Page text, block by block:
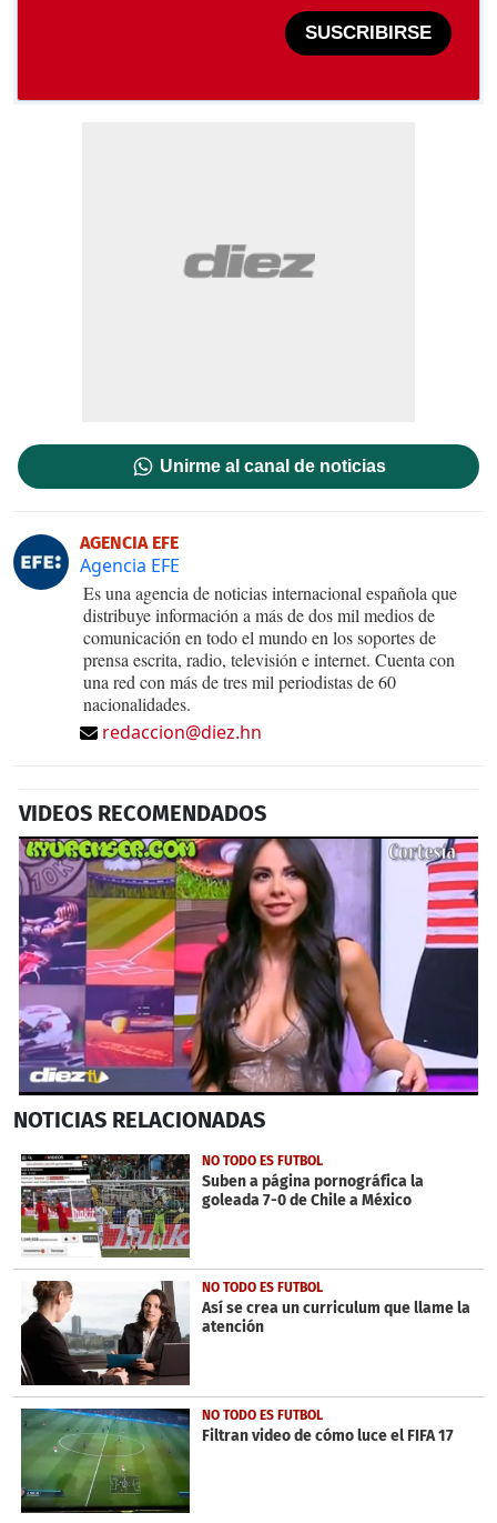
SUSCRIBIRSE
Unirme al canal de noticias
AGENCIA EFE
Agencia EFE
Es una agencia de noticias internacional española que
distribuye información a más de dos mil medios de
comunicación en todo el mundo en los soportes de
prensa escrita, radio, televisión e internet. Cuenta con
una red con más de tres mil periodistas de 60
nacionalidades.
redaccion@diez.hn
VIDEOS RECOMENDADOS
seconds
1
minute,
47
seconds
NOTICIAS RELACIONADAS
NO TODO ES FUTBOL
Suben a página pornográfica la
goleada 7-0 de Chile a México
NO TODO ES FUTBOL
Así se crea un curriculum que llame la
atención
NO TODO ES FUTBOL
Filtran video de cómo luce el FIFA 17